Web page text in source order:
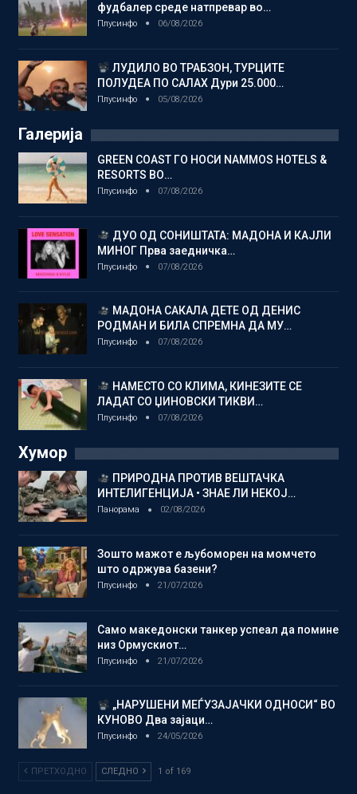
фудбалер среде натпревар во…
Плусинфо 06/08/2026
ЛУДИЛО ВО ТРАБЗОН, ТУРЦИТЕ
ПОЛУДЕА ПО САЛАХ Дури 25.000…
Плусинфо 05/08/2026
Галерија
GREEN COAST ГО НОСИ NAMMOS HOTELS &
RESORTS ВО…
Плусинфо 07/08/2026
ДУО ОД СОНИШТАТА: МАДОНА И КАЈЛИ
МИНОГ Прва заедничка…
Плусинфо 07/08/2026
МАДОНА САКАЛА ДЕТЕ ОД ДЕНИС
РОДМАН И БИЛА СПРЕМНА ДА МУ…
Плусинфо 07/08/2026
НАМЕСТО СО КЛИМА, КИНЕЗИТЕ СЕ
ЛАДАТ СО ЏИНОВСКИ ТИКВИ…
Плусинфо 07/08/2026
Хумор
ПРИРОДНА ПРОТИВ ВЕШТАЧКА
ИНТЕЛИГЕНЦИЈА • ЗНАЕ ЛИ НЕКОЈ…
Панорама 02/08/2026
Зошто мажот е љубоморен на момчето
што одржува базени?
Плусинфо 21/07/2026
Само македонски танкер успеал да помине
низ Ормускиот…
Плусинфо 21/07/2026
„НАРУШЕНИ МЕЃУЗАЈАЧКИ ОДНОСИ“ ВО
КУНОВО Два зајаци…
Плусинфо 24/05/2026
ПРЕТХОДНО СЛЕДНО 1 of 169